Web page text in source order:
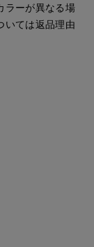
ラーが異なる場
いては返品理由